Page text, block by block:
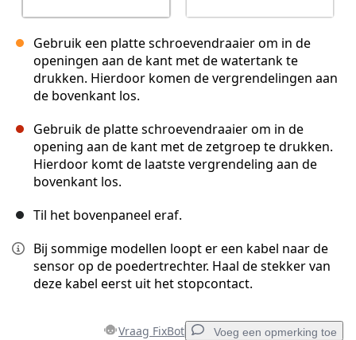
Gebruik een platte schroevendraaier om in de
openingen aan de kant met de watertank te
drukken. Hierdoor komen de vergrendelingen aan
de bovenkant los.
Gebruik de platte schroevendraaier om in de
opening aan de kant met de zetgroep te drukken.
Hierdoor komt de laatste vergrendeling aan de
bovenkant los.
Til het bovenpaneel eraf.
Bij sommige modellen loopt er een kabel naar de
sensor op de poedertrechter. Haal de stekker van
deze kabel eerst uit het stopcontact.
Vraag FixBot Voeg een opmerking toe